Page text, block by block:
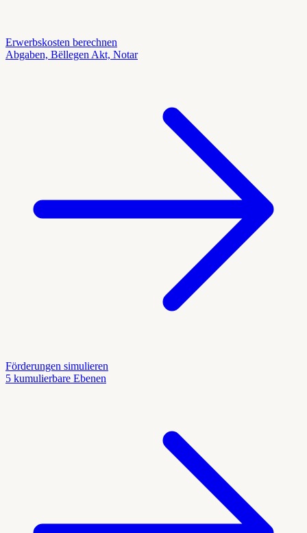
Erwerbskosten berechnen
Abgaben, Bëllegen Akt, Notar
Förderungen simulieren
5 kumulierbare Ebenen